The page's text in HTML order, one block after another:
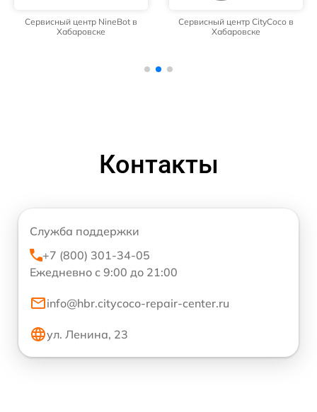
Сервисный центр NineBot в
Хабаровске
Сервисный центр CityCoco в
Хабаровске
Контакты
Служба поддержки
+7 (800) 301-34-05
Ежедневно с 9:00 до 21:00
info@hbr.citycoco-repair-center.ru
ул. Ленина, 23